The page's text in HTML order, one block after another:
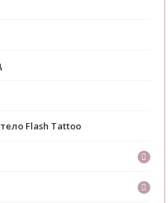
Flash Tattoo